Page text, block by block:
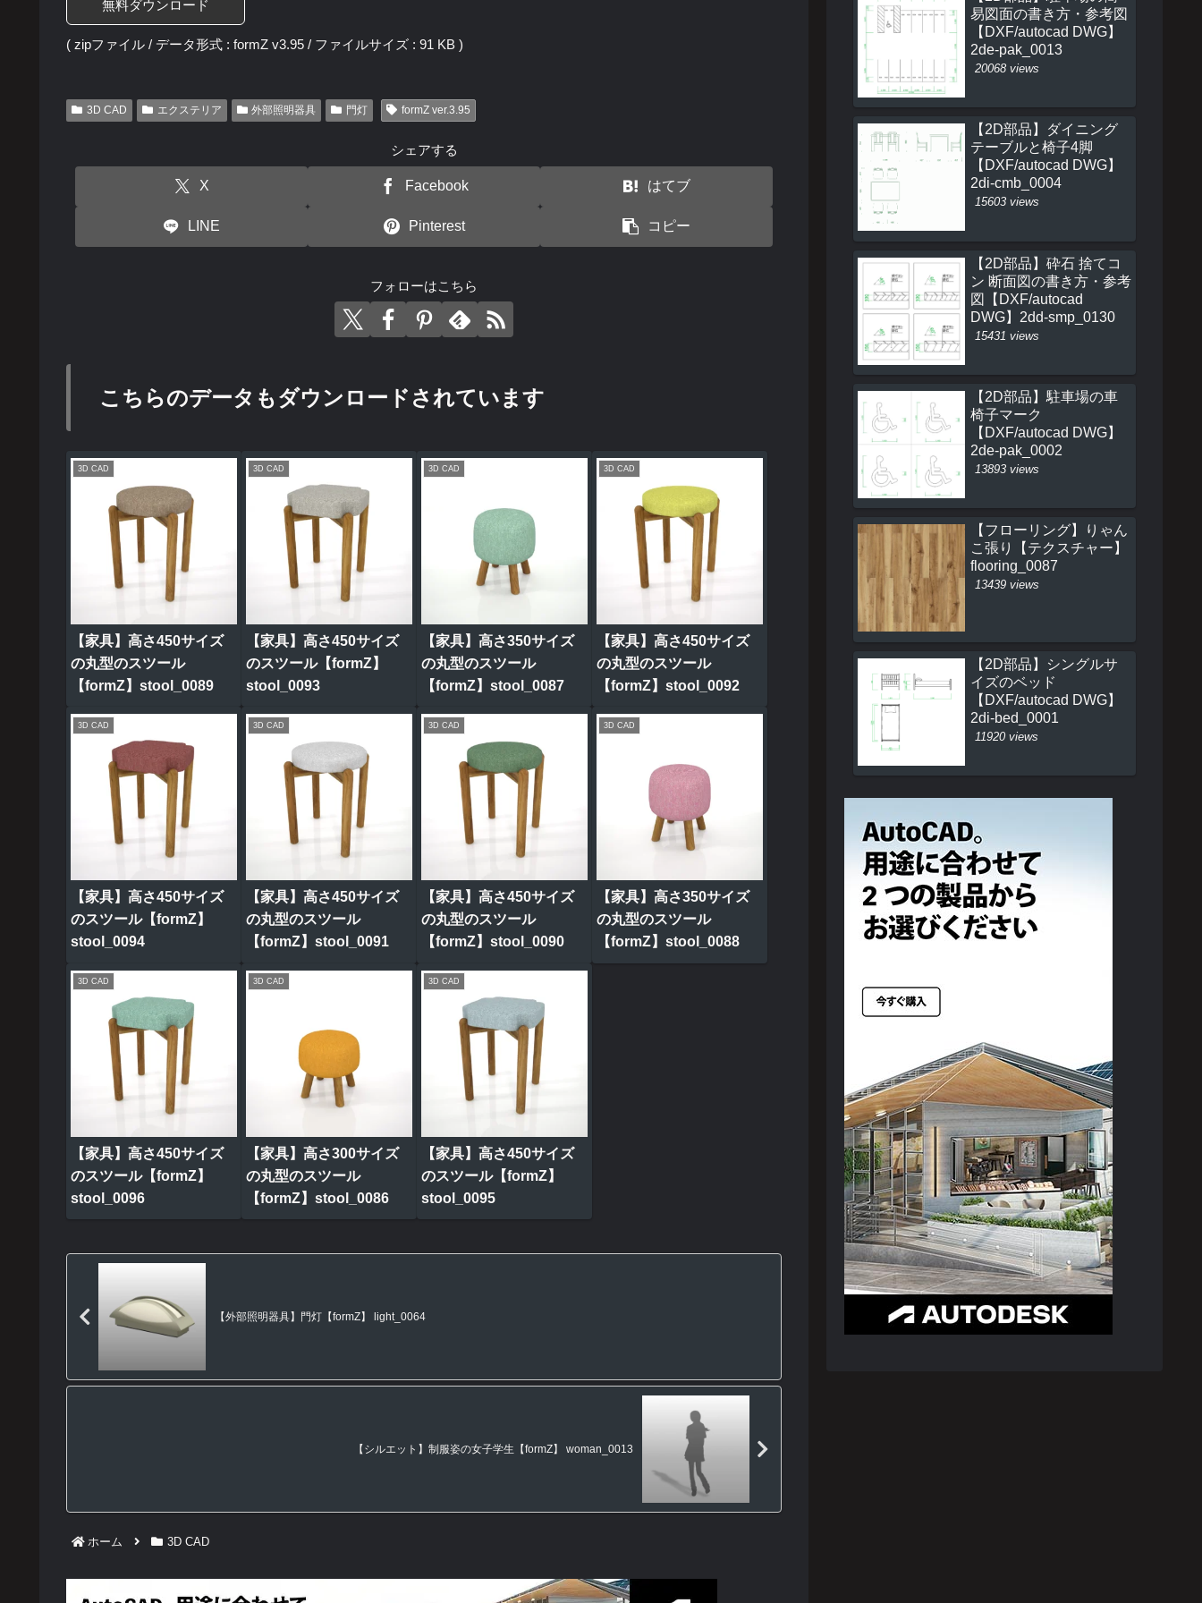
無料ダウンロード
( zipファイル / データ形式 : formZ v3.95 / ファイルサイズ : 91 KB )
3D CAD エクステリア 外部照明器具 門灯 formZ ver.3.95
シェアする
X Facebook はてブ
LINE Pinterest コピー
フォローはこちら
こちらのデータもダウンロードされています
3D CAD
【家具】高さ450サイズ
の丸型のスツール
【formZ】stool_0089
3D CAD
【家具】高さ450サイズ
のスツール【formZ】
stool_0093
3D CAD
【家具】高さ350サイズ
の丸型のスツール
【formZ】stool_0087
3D CAD
【家具】高さ450サイズ
の丸型のスツール
【formZ】stool_0092
3D CAD
【家具】高さ450サイズ
のスツール【formZ】
stool_0094
3D CAD
【家具】高さ450サイズ
の丸型のスツール
【formZ】stool_0091
3D CAD
【家具】高さ450サイズ
の丸型のスツール
【formZ】stool_0090
3D CAD
【家具】高さ350サイズ
の丸型のスツール
【formZ】stool_0088
3D CAD
【家具】高さ450サイズ
のスツール【formZ】
stool_0096
3D CAD
【家具】高さ300サイズ
の丸型のスツール
【formZ】stool_0086
3D CAD
【家具】高さ450サイズ
のスツール【formZ】
stool_0095
【外部照明器具】門灯【formZ】 light_0064
【シルエット】制服姿の女子学生【formZ】 woman_0013
ホーム 3D CAD
易図面の書き方・参考図
【DXF/autocad DWG】
2de-pak_0013
20068 views
【2D部品】ダイニング
テーブルと椅子4脚
【DXF/autocad DWG】
2di-cmb_0004
15603 views
【2D部品】砕石 捨てコ
ン 断面図の書き方・参考
図【DXF/autocad
DWG】2dd-smp_0130
15431 views
【2D部品】駐車場の車
椅子マーク
【DXF/autocad DWG】
2de-pak_0002
13893 views
【フローリング】りゃん
こ張り【テクスチャー】
flooring_0087
13439 views
【2D部品】シングルサ
イズのベッド
【DXF/autocad DWG】
2di-bed_0001
11920 views